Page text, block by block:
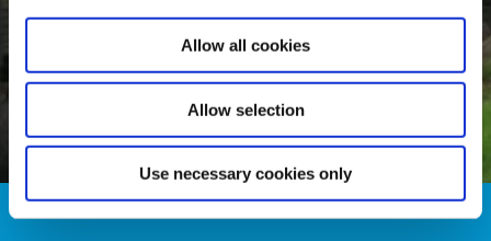
Allow all cookies
Allow selection
Use necessary cookies only